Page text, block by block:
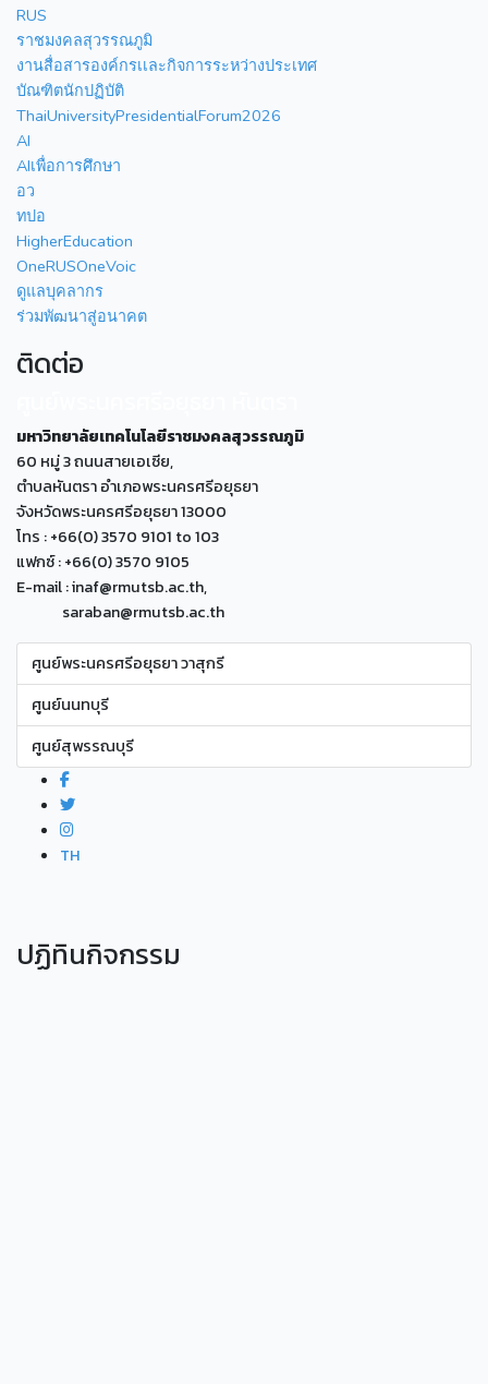
RUS
ราชมงคลสุวรรณภูมิ
งานสื่อสารองค์กรเเละกิจการระหว่างประเทศ
บัณฑิตนักปฏิบัติ
ThaiUniversityPresidentialForum2026
AI
AIเพื่อการศึกษา
อว
ทปอ
HigherEducation
OneRUSOneVoic
ดูแลบุคลากร
ร่วมพัฒนาสู่อนาคต
ติดต่อ
มหาวิทยาลัยเทคโนโลยีราชมงคลสุวรรณภูมิ
60 หมู่ 3 ถนนสายเอเซีย,
ตำบลหันตรา อำเภอพระนครศรีอยุธยา
จังหวัดพระนครศรีอยุธยา 13000
โทร : +66(0) 3570 9101 to 103
แฟกซ์ : +66(0) 3570 9105
E-mail : inaf@rmutsb.ac.th,
saraban@rmutsb.ac.th
ศูนย์พระนครศรีอยุธยา วาสุกรี
ศูนย์นนทบุรี
ศูนย์สุพรรณบุรี
TH
ปฏิทินกิจกรรม